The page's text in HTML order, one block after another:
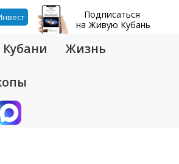
Подписаться
на Живую Кубань
Жизнь